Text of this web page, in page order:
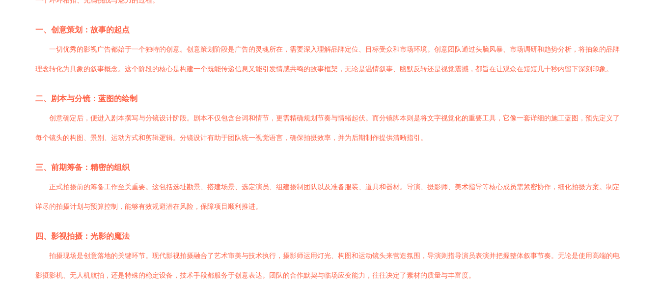
一、创意策划：故事的起点
一切优秀的影视广告都始于一个独特的创意。创意策划阶段是广告的灵魂所在，需要深入理解品牌定位、目标受众和市场环境。创意团队通过头脑风暴、市场调研和趋势分析，将抽象的品牌
理念转化为具象的叙事概念。这个阶段的核心是构建一个既能传递信息又能引发情感共鸣的故事框架，无论是温情叙事、幽默反转还是视觉震撼，都旨在让观众在短短几十秒内留下深刻印象。
二、剧本与分镜：蓝图的绘制
创意确定后，便进入剧本撰写与分镜设计阶段。剧本不仅包含台词和情节，更需精确规划节奏与情绪起伏。而分镜脚本则是将文字视觉化的重要工具，它像一套详细的施工蓝图，预先定义了
每个镜头的构图、景别、运动方式和剪辑逻辑。分镜设计有助于团队统一视觉语言，确保拍摄效率，并为后期制作提供清晰指引。
三、前期筹备：精密的组织
正式拍摄前的筹备工作至关重要。这包括选址勘景、搭建场景、选定演员、组建摄制团队以及准备服装、道具和器材。导演、摄影师、美术指导等核心成员需紧密协作，细化拍摄方案。制定
详尽的拍摄计划与预算控制，能够有效规避潜在风险，保障项目顺利推进。
四、影视拍摄：光影的魔法
拍摄现场是创意落地的关键环节。现代影视拍摄融合了艺术审美与技术执行，摄影师运用灯光、构图和运动镜头来营造氛围，导演则指导演员表演并把握整体叙事节奏。无论是使用高端的电
影摄影机、无人机航拍，还是特殊的稳定设备，技术手段都服务于创意表达。团队的合作默契与临场应变能力，往往决定了素材的质量与丰富度。